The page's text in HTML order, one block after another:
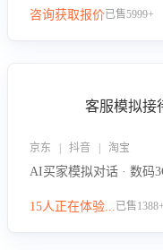
咨询获取报价已售5999+
客服模拟接
京东 | 抖音 | 淘宝
AI买家模拟对话 · 数码
15人正在体验...已售1388+